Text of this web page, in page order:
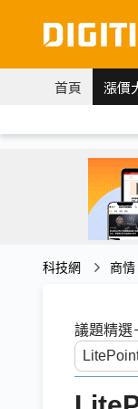
首頁 漲價
科技網 商情
議題精選